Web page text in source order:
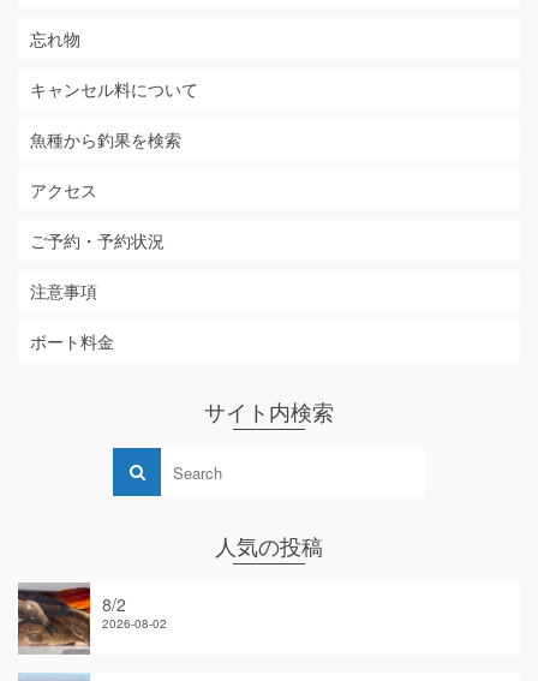
忘れ物
キャンセル料について
魚種から釣果を検索
アクセス
ご予約・予約状況
注意事項
ボート料金
サイト内検索
人気の投稿
8/2
2026-08-02